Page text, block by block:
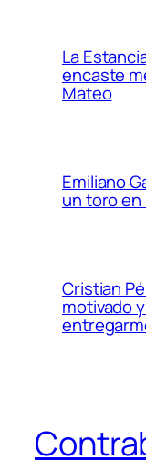
La
encaste
Mateo
Emiliano
un toro en
Cristian
motivado